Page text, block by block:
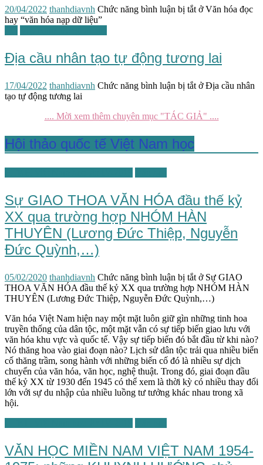
20/04/2022 thanhdiavnh Chức năng bình luận bị tắt ở Văn hóa đọc
hay “văn hóa nạp dữ liệu”
Địa cầu nhân tạo tự động tương lai
17/04/2022 thanhdiavnh Chức năng bình luận bị tắt ở Địa cầu nhân
tạo tự động tương lai
.... Mời xem thêm chuyên mục "TÁC GIẢ" ....
Hội thảo quốc tế Việt Nam học
Sự GIAO THOA VĂN HÓA đầu thế kỷ
XX qua trường hợp NHÓM HÀN
THUYÊN (Lương Đức Thiệp, Nguyễn
Đức Quỳnh,…)
05/02/2020 thanhdiavnh Chức năng bình luận bị tắt ở Sự GIAO
THOA VĂN HÓA đầu thế kỷ XX qua trường hợp NHÓM HÀN
THUYÊN (Lương Đức Thiệp, Nguyễn Đức Quỳnh,…)
Văn hóa Việt Nam hiện nay một mặt luôn giữ gìn những tinh hoa
truyền thống của dân tộc, một mặt vẫn có sự tiếp biến giao lưu với
văn hóa khu vực và quốc tế. Vậy sự tiếp biến đó bắt đầu từ khi nào?
Nó thăng hoa vào giai đoạn nào? Lịch sử dân tộc trải qua nhiều biến
cố thăng trầm, song hành với những biến cố đó là nhiều sự dịch
chuyển của văn hóa, văn học, nghệ thuật. Trong đó, giai đoạn đầu
thế kỷ XX từ 1930 đến 1945 có thể xem là thời kỳ có nhiều thay đổi
lớn với sự du nhập của nhiều luồng tư tưởng khác nhau trong xã
hội.
VĂN HỌC MIỀN NAM VIỆT NAM 1954-